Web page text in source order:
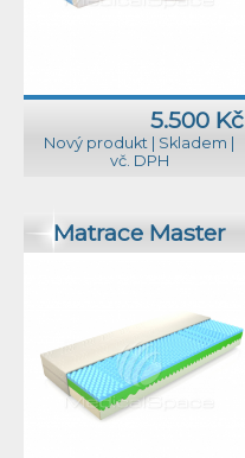
5.500 Kč
Nový produkt Skladem
vč. DPH
Matrace Master